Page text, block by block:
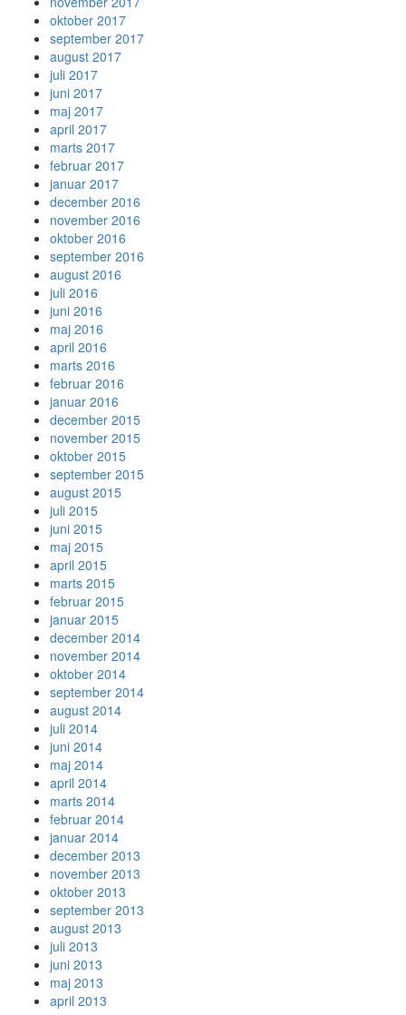
oktober 2017
september 2017
august 2017
juli 2017
juni 2017
maj 2017
april 2017
marts 2017
februar 2017
januar 2017
december 2016
november 2016
oktober 2016
september 2016
august 2016
juli 2016
juni 2016
maj 2016
april 2016
marts 2016
februar 2016
januar 2016
december 2015
november 2015
oktober 2015
september 2015
august 2015
juli 2015
juni 2015
maj 2015
april 2015
marts 2015
februar 2015
januar 2015
december 2014
november 2014
oktober 2014
september 2014
august 2014
juli 2014
juni 2014
maj 2014
april 2014
marts 2014
februar 2014
januar 2014
december 2013
november 2013
oktober 2013
september 2013
august 2013
juli 2013
juni 2013
maj 2013
april 2013